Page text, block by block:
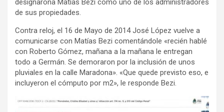
designarona Matías Bezi como uno de los administradores
de sus propiedades.
Contra reloj, el 16 de Mayo de 2014 José López vuelve a
comunicarse con Matías Bezi comentándole «recién hablé
con Roberto Gómez, mañana a la mañana le entregan
todo a Germán. Se demoraron por la inclusión de unos
pluviales en la calle Maradona». «Que quede previsto eso, e
incluyeron el cómputo por m2», le responde Bezi.